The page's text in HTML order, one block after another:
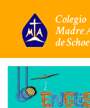
Colegio